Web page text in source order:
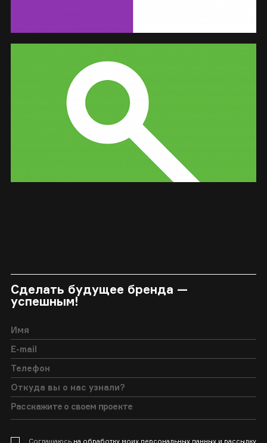
Сделать будущее бренда —
успешным!
Соглашаюсь на обработку моих персональных данных и рассылку